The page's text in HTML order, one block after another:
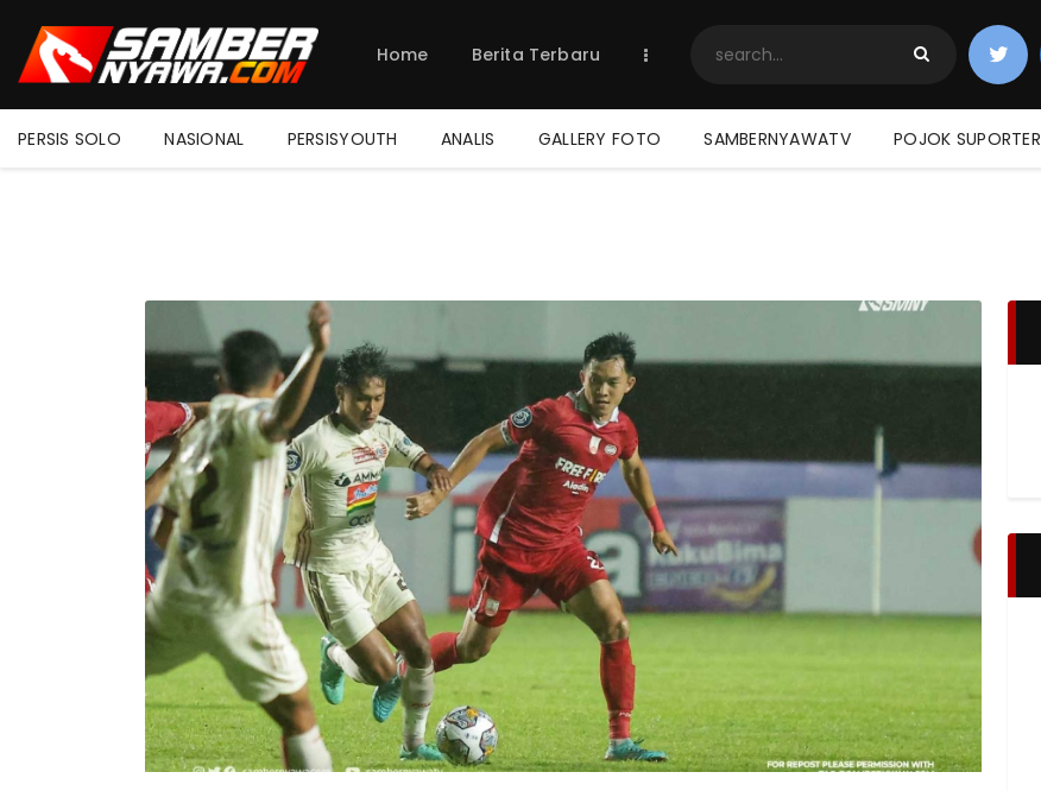
Home Berita Terbaru
PERSIS SOLO NASIONAL PERSISYOUTH ANALIS GALLERY FOTO SAMBERNYAWATV POJOK SUPORTER
Berita Terbaru
Jadwal & Hasil
Klasemen